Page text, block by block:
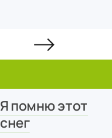
Я помню этот
снег